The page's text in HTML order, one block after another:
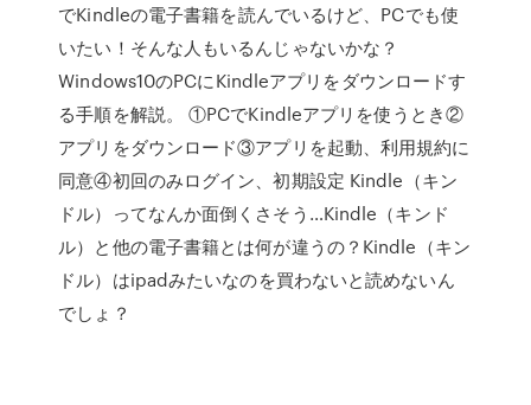
でKindleの電子書籍を読んでいるけど、PCでも使
いたい！そんな人もいるんじゃないかな？
Windows10のPCにKindleアプリをダウンロードす
る手順を解説。 ①PCでKindleアプリを使うとき②
アプリをダウンロード③アプリを起動、利用規約に
同意④初回のみログイン、初期設定 Kindle（キン
ドル）ってなんか面倒くさそう…Kindle（キンド
ル）と他の電子書籍とは何が違うの？Kindle（キン
ドル）はipadみたいなのを買わないと読めないん
でしょ？